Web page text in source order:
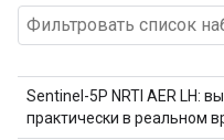
Sentinel-5P NRTI AER LH:
практически в реальном